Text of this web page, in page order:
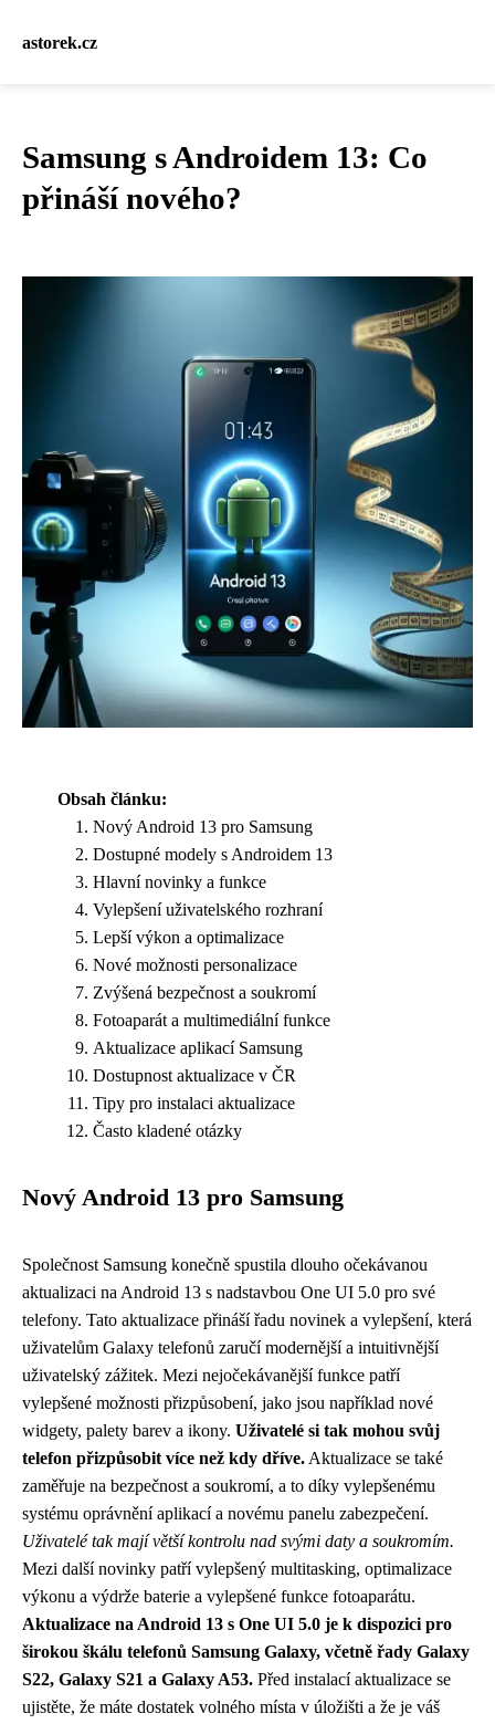
astorek.cz
Samsung s Androidem 13: Co
přináší nového?
Obsah článku:
Nový Android 13 pro Samsung
Dostupné modely s Androidem 13
Hlavní novinky a funkce
Vylepšení uživatelského rozhraní
Lepší výkon a optimalizace
Nové možnosti personalizace
Zvýšená bezpečnost a soukromí
Fotoaparát a multimediální funkce
Aktualizace aplikací Samsung
Dostupnost aktualizace v ČR
Tipy pro instalaci aktualizace
Často kladené otázky
Nový Android 13 pro Samsung
Společnost Samsung konečně spustila dlouho očekávanou
aktualizaci na Android 13 s nadstavbou One UI 5.0 pro své
telefony. Tato aktualizace přináší řadu novinek a vylepšení, která
uživatelům Galaxy telefonů zaručí modernější a intuitivnější
uživatelský zážitek. Mezi nejočekávanější funkce patří
vylepšené možnosti přizpůsobení, jako jsou například nové
widgety, palety barev a ikony. Uživatelé si tak mohou svůj
telefon přizpůsobit více než kdy dříve. Aktualizace se také
zaměřuje na bezpečnost a soukromí, a to díky vylepšenému
systému oprávnění aplikací a novému panelu zabezpečení.
Uživatelé tak mají větší kontrolu nad svými daty a soukromím.
Mezi další novinky patří vylepšený multitasking, optimalizace
výkonu a výdrže baterie a vylepšené funkce fotoaparátu.
Aktualizace na Android 13 s One UI 5.0 je k dispozici pro
širokou škálu telefonů Samsung Galaxy, včetně řady Galaxy
S22, Galaxy S21 a Galaxy A53. Před instalací aktualizace se
ujistěte, že máte dostatek volného místa v úložišti a že je váš